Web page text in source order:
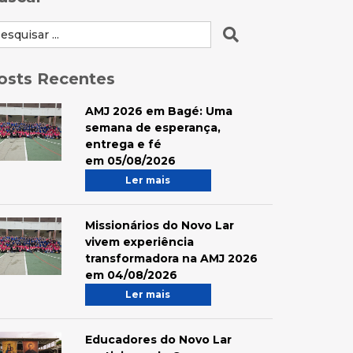
Recentes
AMJ 2026 em Bagé: Uma
semana de esperança,
entrega e fé
em 05/08/2026
Ler mais
Missionários do Novo Lar
vivem experiência
transformadora na AMJ 2026
em 04/08/2026
Ler mais
Educadores do Novo Lar